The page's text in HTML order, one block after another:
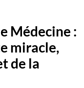
Médecine :
miracle,
de la